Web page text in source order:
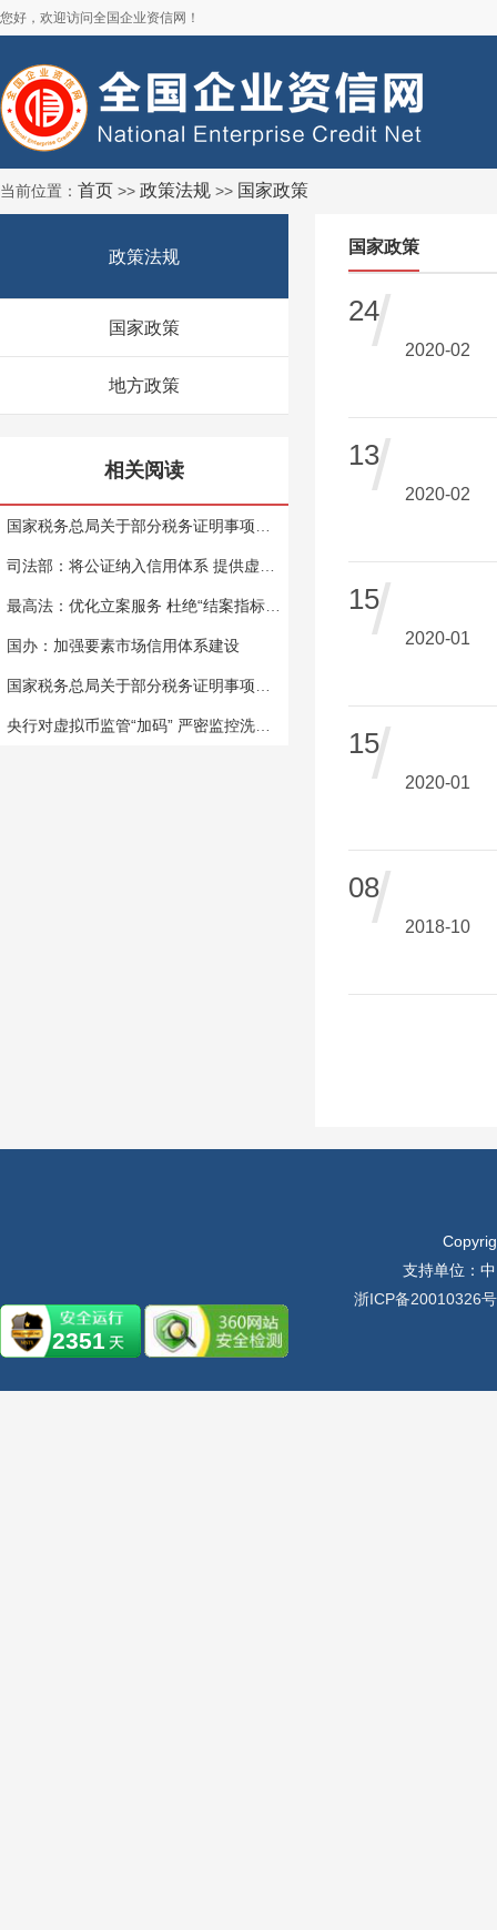
您好，欢迎访问全国企业资信网！
当前位置： 首页 >> 政策法规 >> 国家政策
政策法规
国家政策
地方政策
相关阅读
国办：加强要素市场信用体系建设
国家政策
24/ 2020-02
13/ 2020-02
15/ 2020-01
15/ 2020-01
08/ 2018-10
支持单位：
浙ICP备20010326
2351